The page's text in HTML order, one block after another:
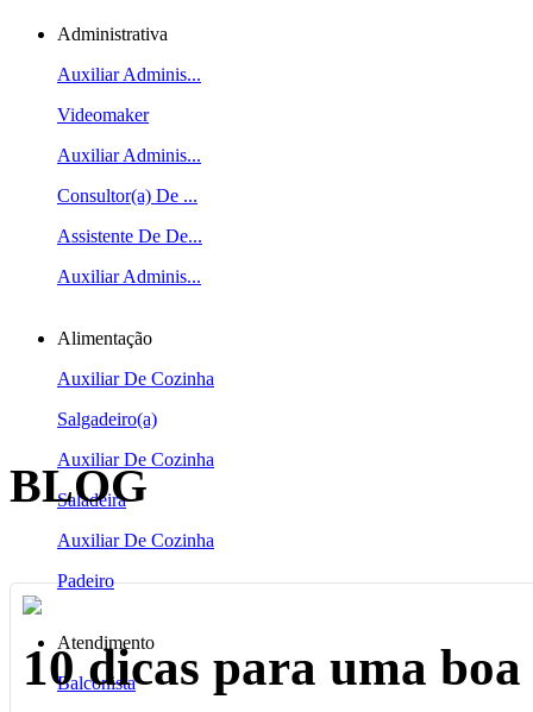
Administrativa
Auxiliar Adminis...
Videomaker
Auxiliar Adminis...
Consultor(a) De ...
Assistente De De...
Auxiliar Adminis...
Alimentação
Auxiliar De Cozinha
Salgadeiro(a)
Auxiliar De Cozinha
Saladeira
Auxiliar De Cozinha
Padeiro
Atendimento
Balconista
BLOG
10 dicas para uma